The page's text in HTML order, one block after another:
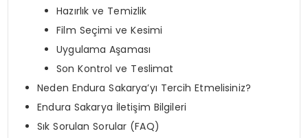
Hazırlık ve Temizlik
Film Seçimi ve Kesimi
Uygulama Aşaması
Son Kontrol ve Teslimat
Neden Endura Sakarya’yı Tercih Etmelisiniz?
Endura Sakarya İletişim Bilgileri
Sık Sorulan Sorular (FAQ)